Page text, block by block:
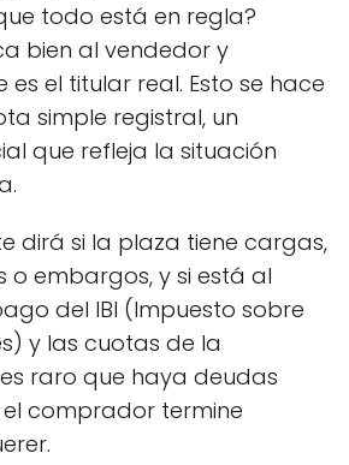
todo está en regla?
bien al vendedor y
el titular real. Esto se hace
simple registral, un
que refleja la situación
dirá si la plaza tiene cargas,
o embargos, y si está al
del IBI (Impuesto sobre
y las cuotas de la
raro que haya deudas
comprador termine